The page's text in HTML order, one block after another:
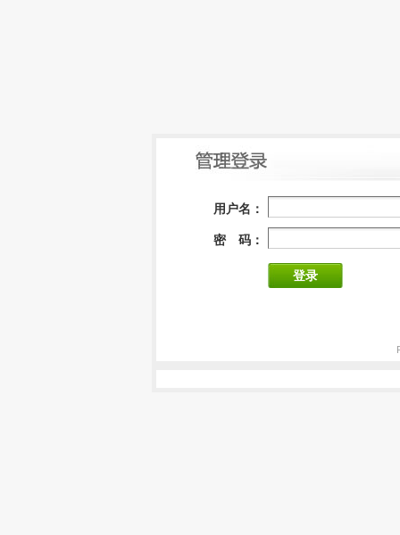
用户名：
密 码：
登录